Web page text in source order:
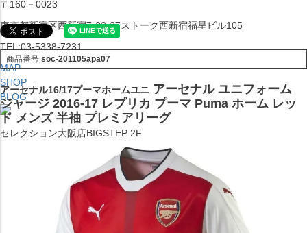
〒160－0023
東京都新宿区西新宿7-22-37ストーク西新宿福星ビル105
TEL:03-5338-7231
MAP
SHOP
BLOG
セレクション大阪店BIGSTEP 2F
営業：平日・土日祝12:00～19:00
大阪府大阪市中央区西心斎橋1丁目6番14号
TEL:06-4708-3300
商品番号 soc-201105apa07
アーセナル16/17プーマホームユニ アーセナル ユニフォーム
ジャージ 2016-17 レプリカ プーマ Puma ホーム レッ
ド メンズ 半袖 プレミアリーグ